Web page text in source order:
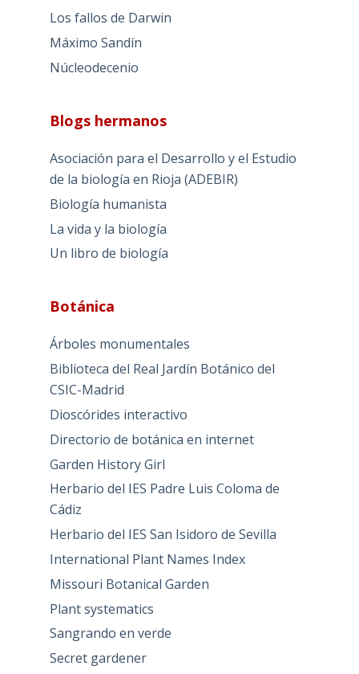
Los fallos de Darwin
Máximo Sandín
Núcleodecenio
Blogs hermanos
Asociación para el Desarrollo y el Estudio
de la biología en Rioja (ADEBIR)
Biología humanista
La vida y la biología
Un libro de biología
Botánica
Árboles monumentales
Biblioteca del Real Jardín Botánico del
CSIC-Madrid
Dioscórides interactivo
Directorio de botánica en internet
Garden History Girl
Herbario del IES Padre Luis Coloma de
Cádiz
Herbario del IES San Isidoro de Sevilla
International Plant Names Index
Missouri Botanical Garden
Plant systematics
Sangrando en verde
Secret gardener